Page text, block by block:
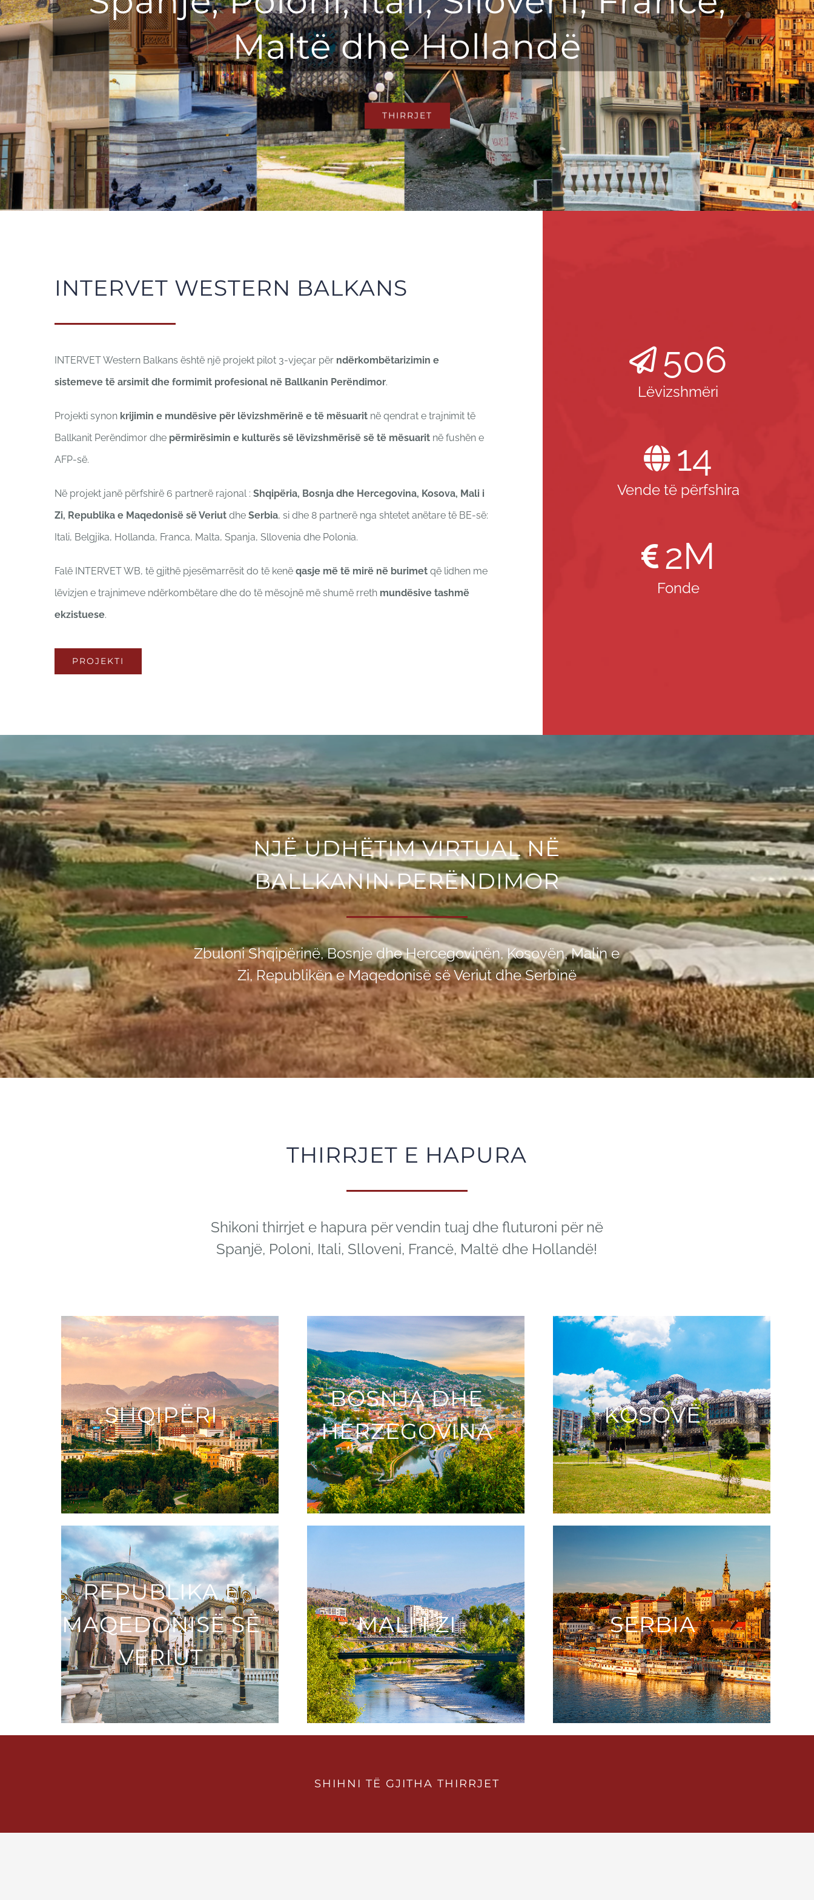
Maltë dhe Hollandë
THIRRJET
INTERVET WESTERN BALKANS
INTERVET Western Balkans është një projekt pilot 3-vjeçar për ndërkombëtarizimin e
sistemeve të arsimit dhe formimit profesional në Ballkanin Perëndimor.
Projekti synon krijimin e mundësive për lëvizshmërinë e të mësuaritnë qendrat e trajnimit të
Ballkanit Perëndimor dhe përmirësimin e kulturës së lëvizshmërisë së të mësuaritnë fushën e
AFP-së.
Në projekt janë përfshirë 6 partnerë rajonal : Shqipëria, Bosnja dhe Hercegovina, Kosova, Mali i
Zi, Republika e Maqedonisë së Veriutdhe Serbia, si dhe 8 partnerë nga shtetet anëtare të BE-së:
Itali, Belgjika, Hollanda, Franca, Malta, Spanja, Sllovenia dhe Polonia.
Falë INTERVET WB, të gjithë pjesëmarrësit do të kenë qasje më të mirë në burimetqë lidhen me
lëvizjen e trajnimeve ndërkombëtare dhe do të mësojnë më shumë rreth mundësive tashmë
ekzistuese.
PROJEKTI
506
Lëvizshmëri
14
Vende të përfshira
2M
Fonde
NJЁ UDHЁTIM VIRTUAL NЁ
BALLKANIN PERЁNDIMOR
Zbuloni Shqipërinë, Bosnje dhe Hercegovinën, Kosovën, Malin e
Zi, Republikën e Maqedonisë së Veriut dhe Serbinë
THIRRJET E HAPURA
Shikoni thirrjet e hapura për vendin tuaj dhe fluturoni për në
Spanjë, Poloni, Itali, Slloveni, Francë, Maltë dhe Hollandë!
SHQIPЁRI
BOSNJA DHE
HERZEGOVINA
KOSOVЁ
REPUBLIKA E
MAQEDONISЁ SЁ
VERIUT
MALI I ZI SERBIA
SHIHNI TЁ GJITHA THIRRJET